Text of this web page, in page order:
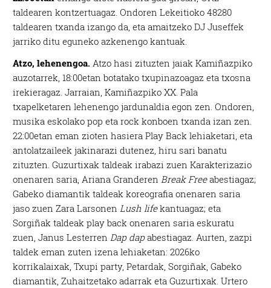
taldearen kontzertuagaz. Ondoren Lekeitioko 48280
taldearen txanda izango da, eta amaitzeko DJ Juseffek
jarriko ditu eguneko azkenengo kantuak.
Atzo, lehenengoa. Atzo hasi zituzten jaiak Kamiñazpiko
auzotarrek, 18:00etan botatako txupinazoagaz eta txosna
irekieragaz. Jarraian, Kamiñazpiko XX. Pala
txapelketaren lehenengo jardunaldia egon zen. Ondoren,
musika eskolako pop eta rock konboen txanda izan zen.
22:00etan eman zioten hasiera Play Back lehiaketari, eta
antolatzaileek jakinarazi dutenez, hiru sari banatu
zituzten. Guzurtixak taldeak irabazi zuen Karakterizazio
onenaren saria, Ariana Granderen Break Freeabestiagaz;
Gabeko diamantik taldeak koreografia onenaren saria
jaso zuen Zara Larsonen Lush lifekantuagaz; eta
Sorgiñak taldeak play back onenaren saria eskuratu
zuen, Janus Lesterren Dap dapabestiagaz. Aurten, zazpi
taldek eman zuten izena lehiaketan: 2026ko
korrikalaixak, Txupi party, Petardak, Sorgiñak, Gabeko
diamantik, Zuhaitzetako adarrak eta Guzurtixak. Urtero